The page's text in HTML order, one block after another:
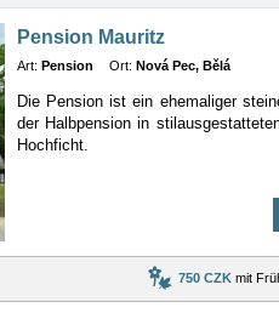
Pension Mauritz
Art: Pension Ort: Nová Pec, Bělá
Die Pension ist ein ehemaliger
der Halbpension in
Hochficht.
750 CZK mit